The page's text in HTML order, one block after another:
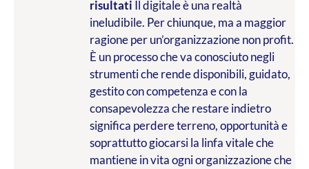
risultati Il digitale è una realtà
ineludibile. Per chiunque, ma a maggior
ragione per un’organizzazione non profit.
È un processo che va conosciuto negli
strumenti che rende disponibili, guidato,
gestito con competenza e con la
consapevolezza che restare indietro
significa perdere terreno, opportunità e
soprattutto giocarsi la linfa vitale che
mantiene in vita ogni organizzazione che